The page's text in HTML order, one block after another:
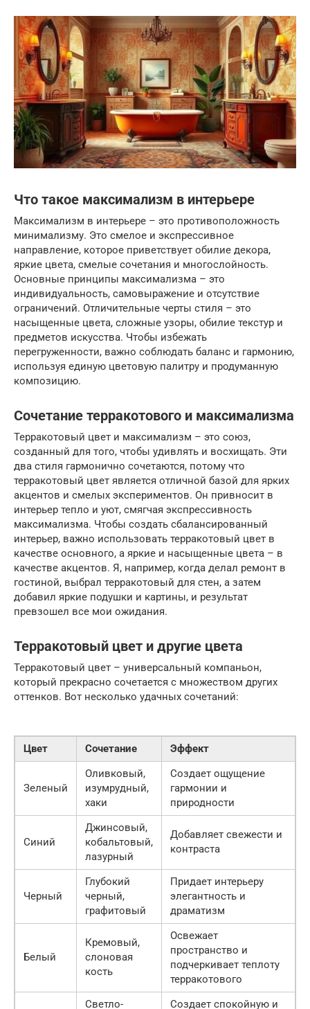
Что такое максимализм в интерьере
Максимализм в интерьере – это противоположность
минимализму. Это смелое и экспрессивное
направление, которое приветствует обилие декора,
яркие цвета, смелые сочетания и многослойность.
Основные принципы максимализма – это
индивидуальность, самовыражение и отсутствие
ограничений. Отличительные черты стиля – это
насыщенные цвета, сложные узоры, обилие текстур и
предметов искусства. Чтобы избежать
перегруженности, важно соблюдать баланс и гармонию,
используя единую цветовую палитру и продуманную
композицию.
Сочетание терракотового и максимализма
Терракотовый цвет и максимализм – это союз,
созданный для того, чтобы удивлять и восхищать. Эти
два стиля гармонично сочетаются, потому что
терракотовый цвет является отличной базой для ярких
акцентов и смелых экспериментов. Он привносит в
интерьер тепло и уют, смягчая экспрессивность
максимализма. Чтобы создать сбалансированный
интерьер, важно использовать терракотовый цвет в
качестве основного, а яркие и насыщенные цвета – в
качестве акцентов. Я, например, когда делал ремонт в
гостиной, выбрал терракотовый для стен, а затем
добавил яркие подушки и картины, и результат
превзошел все мои ожидания.
Терракотовый цвет и другие цвета
Терракотовый цвет – универсальный компаньон,
который прекрасно сочетается с множеством других
оттенков. Вот несколько удачных сочетаний:
Цвет Сочетание Эффект
Зеленый
Оливковый,
изумрудный,
хаки
Создает ощущение
гармонии и
природности
Синий
Джинсовый,
кобальтовый,
лазурный
Добавляет свежести и
контраста
Черный
Глубокий
черный,
графитовый
Придает интерьеру
элегантность и
драматизм
Белый
Кремовый,
слоновая
кость
Освежает
пространство и
подчеркивает теплоту
терракотового
Светло-
Создает спокойную и